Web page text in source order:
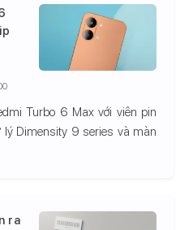
Turbo 6 Max với viên pin
Dimensity 9 series và màn
ra